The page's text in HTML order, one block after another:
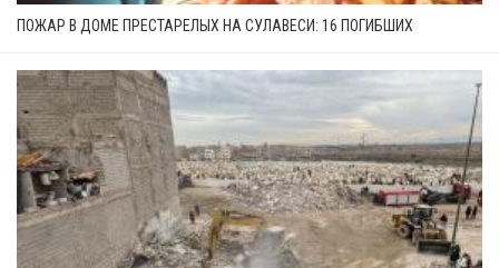
ПОЖАР В ДОМЕ ПРЕСТАРЕЛЫХ НА СУЛАВЕСИ: 16 ПОГИБШИХ